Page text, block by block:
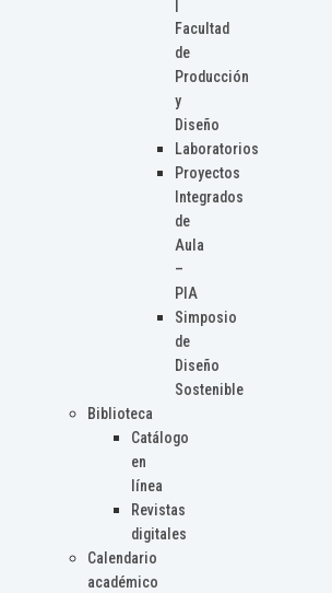
Facultad
de
Producción
y
Diseño
Laboratorios
Proyectos
Integrados
de
Aula
–
PIA
Simposio
de
Diseño
Sostenible
Biblioteca
Catálogo
en
línea
Revistas
digitales
Calendario
académico